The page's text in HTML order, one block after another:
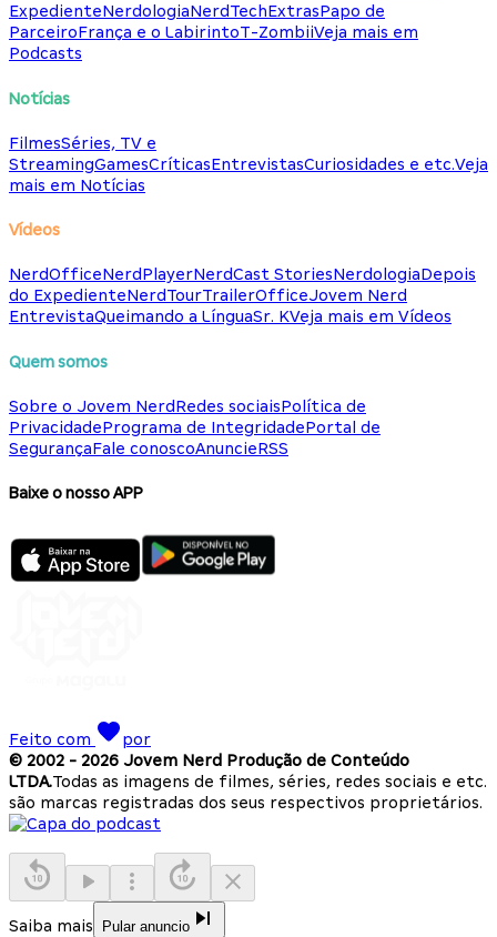
ExpedienteNerdologiaNerdTechExtrasPapo de
ParceiroFrança e o LabirintoT-ZombiiVeja mais em
Podcasts
Notícias
FilmesSéries, TV e
StreamingGamesCríticasEntrevistasCuriosidades e etc.Veja
mais em Notícias
Vídeos
NerdOfficeNerdPlayerNerdCast StoriesNerdologiaDepois
do ExpedienteNerdTourTrailerOfficeJovem Nerd
EntrevistaQueimando a LínguaSr. KVeja mais em Vídeos
Quem somos
Sobre o Jovem NerdRedes sociaisPolítica de
PrivacidadePrograma de IntegridadePortal de
SegurançaFale conoscoAnuncieRSS
Baixe o nosso APP
Feito com
por
© 2002 - 2026 Jovem Nerd Produção de Conteúdo
LTDA.Todas as imagens de filmes, séries, redes sociais e etc.
são marcas registradas dos seus respectivos proprietários.
Saiba mais Pular anuncio